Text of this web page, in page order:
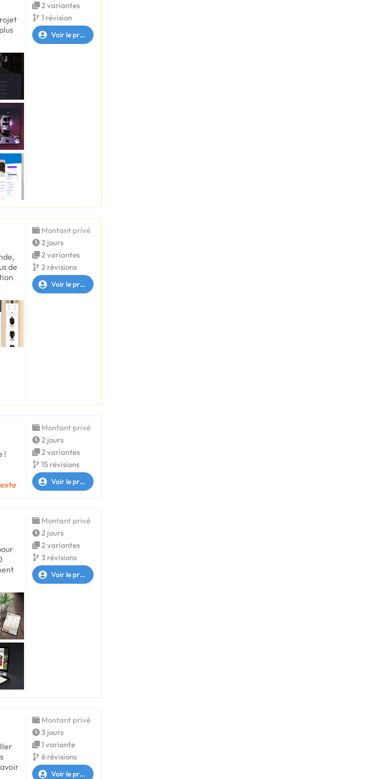
2 variantes
1 révision
Voir le profil
de
Montant privé
2 jours
2 variantes
2 révisions
Voir le profil
!
Montant privé
2 jours
2 variantes
15 révisions
Voir le profil
Montant privé
2 jours
2 variantes
3 révisions
Voir le profil
Montant privé
3 jours
1 variante
6 révisions
Voir le profil